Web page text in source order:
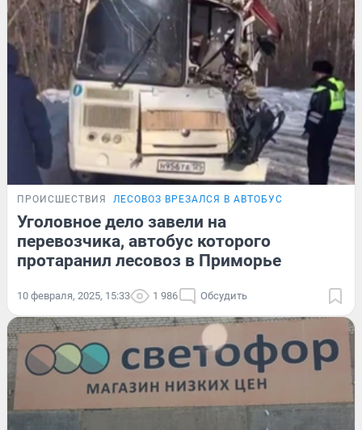
ПРОИСШЕСТВИЯ ЛЕСОВОЗ ВРЕЗАЛСЯ В АВТОБУС
Уголовное дело завели на
перевозчика, автобус которого
протаранил лесовоз в Приморье
10 февраля, 2025, 15:33 1 986 Обсудить